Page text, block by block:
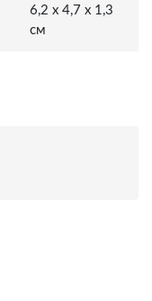
6,2 x 4,7 x 1,3
см